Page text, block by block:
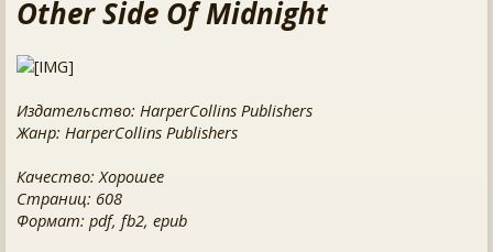
Other Side Of Midnight
Издательство: HarperCollins Publishers
Жанр: HarperCollins Publishers
Качество: Хорошее
Страниц: 608
Формат: pdf, fb2, epub